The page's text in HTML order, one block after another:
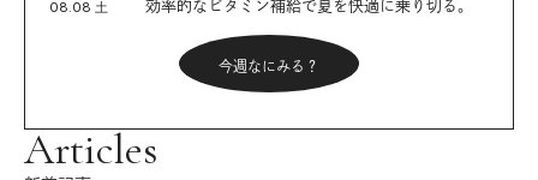
08.08 土 効率的なビタミン補給で夏を快適に乗り切る。
今週なにみる？
Articles